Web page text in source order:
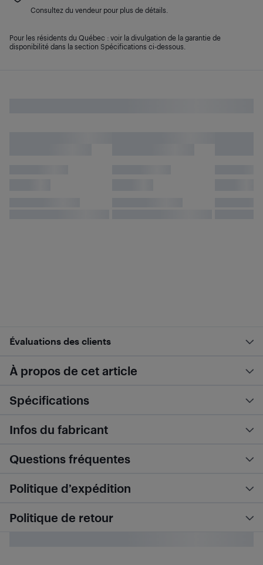
Consultez du vendeur pour plus de détails.
Pour les résidents du Québec : voir la divulgation de la garantie de
disponibilité dans la section Spécifications ci-dessous.
Évaluations des clients
À propos de cet article
Spécifications
Infos du fabricant
Questions fréquentes
Politique d’expédition
Politique de retour